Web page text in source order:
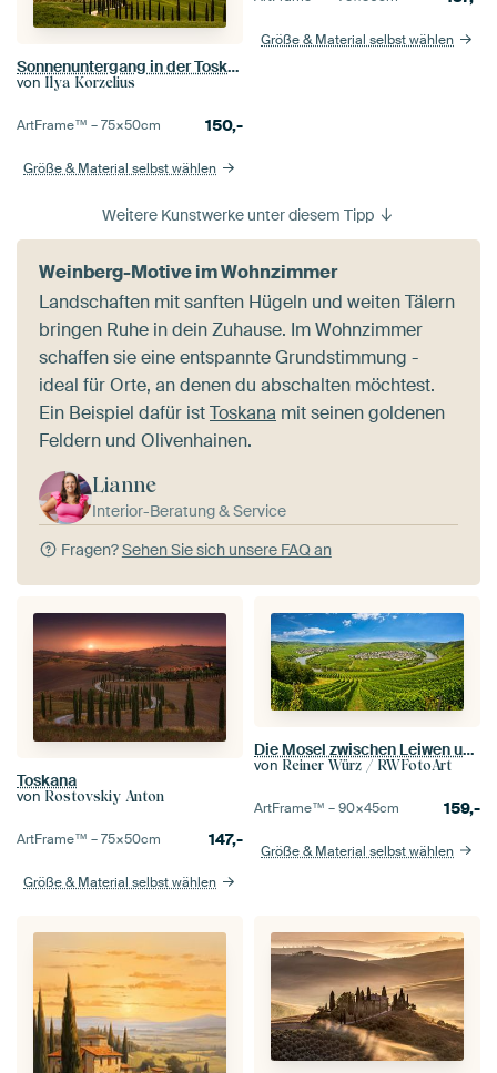
Sonnenuntergang in der Toskana
von Ilya Korzelius
ArtFrame™ –75×50cm 150,-
Größe & Material selbst wählen
Größe & Material selbst wählen
Weitere Kunstwerke unter diesem Tipp
Weinberg-Motive im Wohnzimmer
Landschaften mit sanften Hügeln und weiten Tälern
bringen Ruhe in dein Zuhause. Im Wohnzimmer
schaffen sie eine entspannte Grundstimmung -
ideal für Orte, an denen du abschalten möchtest.
Ein Beispiel dafür istToskana mit seinen goldenen
Feldern und Olivenhainen.
Lianne
Interior-Beratung & Service
Fragen?Sehen Sie sich unsere FAQ an
Toskana
von Rostovskiy Anton
ArtFrame™ –75×50cm 147,-
Größe & Material selbst wählen
Die Mosel zwischen Leiwen und Trittenheim
von Reiner Würz / RWFotoArt
ArtFrame™ –90×45cm 159,-
Größe & Material selbst wählen